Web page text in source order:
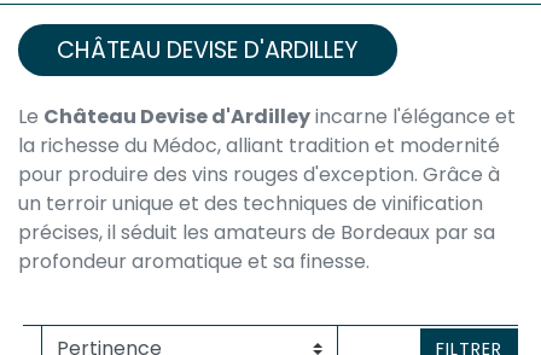
CHÂTEAU DEVISE D'ARDILLEY
Le Château Devise d'Ardilleyincarne l'élégance et
la richesse du Médoc, alliant tradition et modernité
pour produire des vins rouges d'exception. Grâce à
un terroir unique et des techniques de vinification
précises, il séduit les amateurs de Bordeaux par sa
profondeur aromatique et sa finesse.
FILTRER